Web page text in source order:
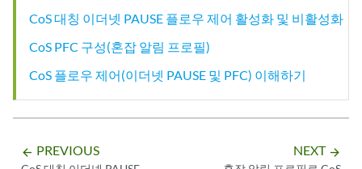
CoS 대칭 이더넷 PAUSE 플로우 제어 활성화 및 비활성화
CoS PFC 구성(혼잡 알림 프로필)
CoS 플로우 제어(이더넷 PAUSE 및 PFC) 이해하기
arrow_backward PREVIOUS NEXT arrow_forward